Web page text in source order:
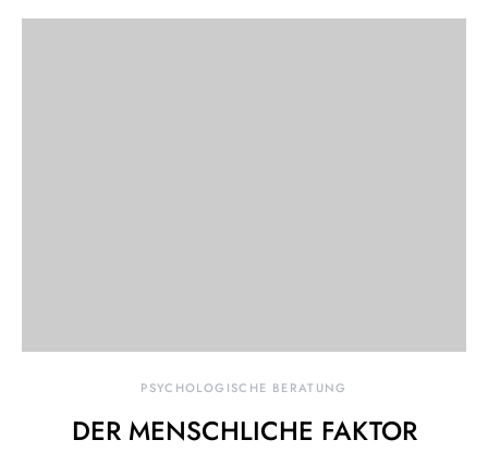
PSYCHOLOGISCHE BERATUNG
DER MENSCHLICHE FAKTOR